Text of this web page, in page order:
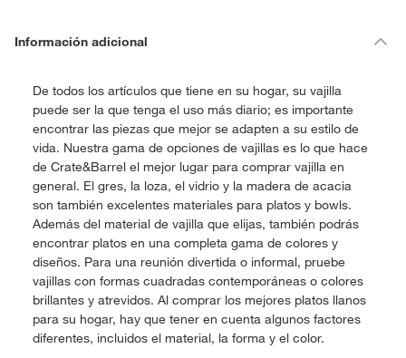
Información adicional
De todos los artículos que tiene en su hogar, su vajilla
puede ser la que tenga el uso más diario; es importante
encontrar las piezas que mejor se adapten a su estilo de
vida. Nuestra gama de opciones de vajillas es lo que hace
de Crate&Barrel el mejor lugar para comprar vajilla en
general. El gres, la loza, el vidrio y la madera de acacia
son también excelentes materiales para platos y bowls.
Además del material de vajilla que elijas, también podrás
encontrar platos en una completa gama de colores y
diseños. Para una reunión divertida o informal, pruebe
vajillas con formas cuadradas contemporáneas o colores
brillantes y atrevidos. Al comprar los mejores platos llanos
para su hogar, hay que tener en cuenta algunos factores
diferentes, incluidos el material, la forma y el color.